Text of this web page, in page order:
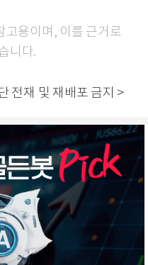
고용이며, 이를 근거로
니다.
전재 및 재배포 금지 >